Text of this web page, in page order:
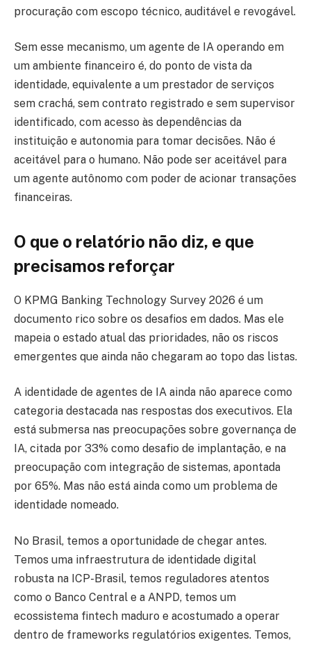
procuração com escopo técnico, auditável e revogável.
Sem esse mecanismo, um agente de IA operando em
um ambiente financeiro é, do ponto de vista da
identidade, equivalente a um prestador de serviços
sem crachá, sem contrato registrado e sem supervisor
identificado, com acesso às dependências da
instituição e autonomia para tomar decisões. Não é
aceitável para o humano. Não pode ser aceitável para
um agente autônomo com poder de acionar transações
financeiras.
O que o relatório não diz, e que
precisamos reforçar
O KPMG Banking Technology Survey 2026 é um
documento rico sobre os desafios em dados. Mas ele
mapeia o estado atual das prioridades, não os riscos
emergentes que ainda não chegaram ao topo das listas.
A identidade de agentes de IA ainda não aparece como
categoria destacada nas respostas dos executivos. Ela
está submersa nas preocupações sobre governança de
IA, citada por 33% como desafio de implantação, e na
preocupação com integração de sistemas, apontada
por 65%. Mas não está ainda como um problema de
identidade nomeado.
No Brasil, temos a oportunidade de chegar antes.
Temos uma infraestrutura de identidade digital
robusta na ICP-Brasil, temos reguladores atentos
como o Banco Central e a ANPD, temos um
ecossistema fintech maduro e acostumado a operar
dentro de frameworks regulatórios exigentes. Temos,